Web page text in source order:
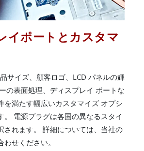
イポートとカスタマ
サイズ、顧客ロゴ、LCD パネルの輝
の表面処理、ディスプレイ ポートな
を満たす幅広いカスタマイズ オプシ
。 電源プラグは各国の異なるスタイ
されます。 詳細については、当社の
せください。